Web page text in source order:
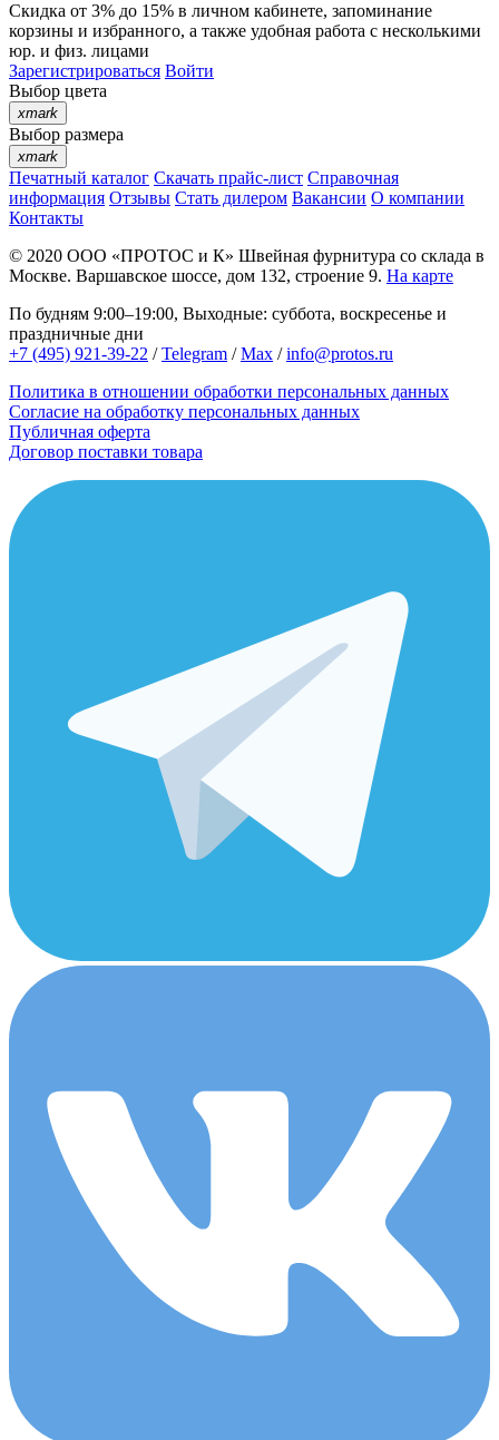
Скидка от 3% до 15% в личном кабинете, запоминание
корзины и избранного, а также удобная работа с несколькими
юр. и физ. лицами
Зарегистрироваться Войти
Выбор цвета
xmark
Выбор размера
xmark
Печатный каталог Скачать прайс-лист Справочная
информация Отзывы Стать дилером Вакансии О компании
Контакты
© 2020 ООО «ПРОТОС и К» Швейная фурнитура со склада в
Москве. Варшавское шоссе, дом 132, строение 9. На карте
По будням 9:00–19:00, Выходные: суббота, воскресенье и
праздничные дни
+7 (495) 921-39-22 /Telegram /Max /info@protos.ru
Политика в отношении обработки персональных данных
Согласие на обработку персональных данных
Публичная оферта
Договор поставки товара